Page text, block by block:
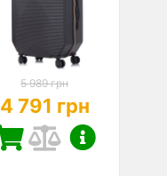
5 989 грн
4 791 грн